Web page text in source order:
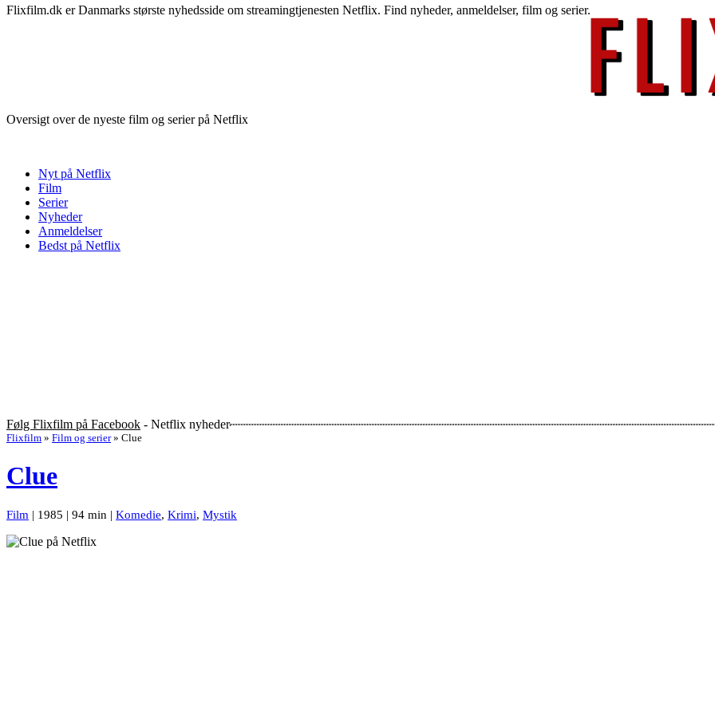
Flixfilm.dk er Danmarks største nyhedsside om streamingtjenesten Netflix. Find nyheder, anmeldelser, film og serier.
Oversigt over de nyeste film og serier på Netflix
Nyt på Netflix
Film
Serier
Nyheder
Anmeldelser
Bedst på Netflix
Følg Flixfilm på Facebook - Netflix nyheder
Flixfilm » Film og serier » Clue
Clue
Film | 1985 | 94 min | Komedie, Krimi, Mystik